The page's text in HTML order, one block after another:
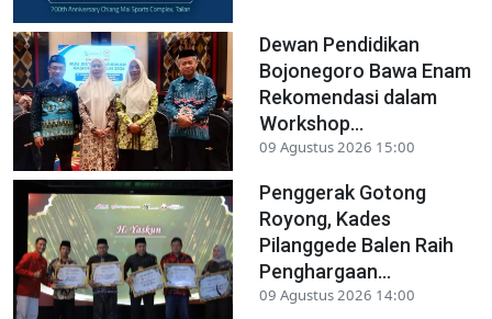
Dewan Pendidikan
Bojonegoro Bawa Enam
Rekomendasi dalam
Workshop...
09 Agustus 2026 15:00
Penggerak Gotong
Royong, Kades
Pilanggede Balen Raih
Penghargaan...
09 Agustus 2026 14:00